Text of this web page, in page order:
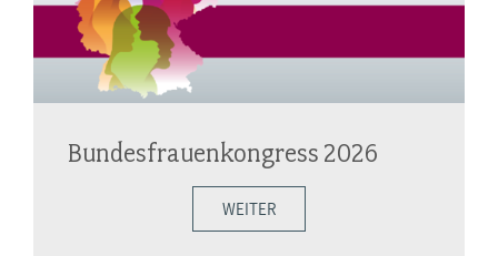
Bundesfrauenkongress 2026
WEITER